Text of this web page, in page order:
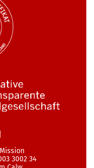
3002 34